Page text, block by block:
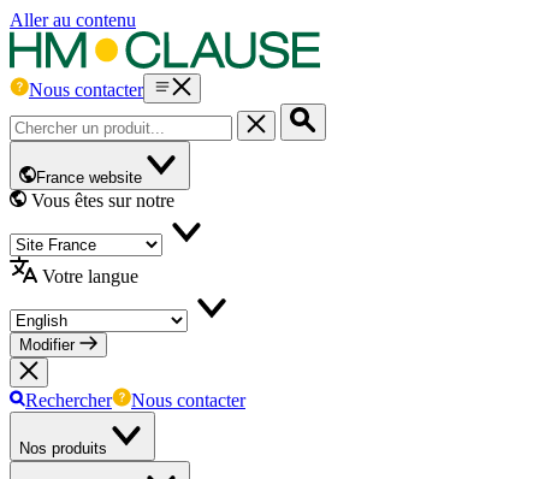
Aller au contenu
Nous contacter
France website
Vous êtes sur notre
Votre langue
Modifier
Rechercher Nous contacter
Nos produits